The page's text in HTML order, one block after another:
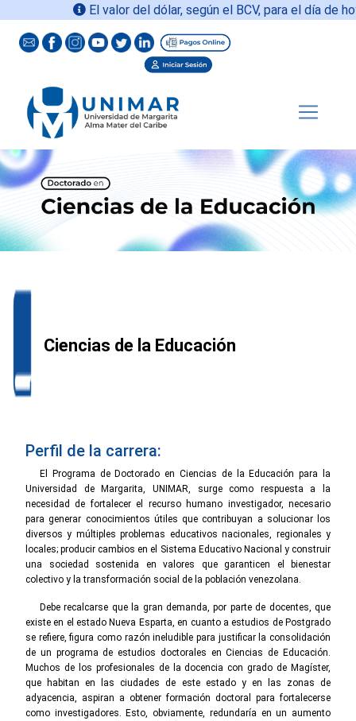
El valor del dólar, según el BCV, para el día de hoy
Ciencias de la Educación
Perfil de la carrera:
El Programa de Doctorado en Ciencias de la Educación para la
Universidad de Margarita, UNIMAR, surge como respuesta a la
necesidad de fortalecer el recurso humano investigador, necesario
para generar conocimientos útiles que contribuyan a solucionar los
diversos y múltiples problemas educativos nacionales, regionales y
locales; producir cambios en el Sistema Educativo Nacional y construir
una sociedad sostenida en valores que garanticen el bienestar
colectivo y la transformación social de la población venezolana.
Debe recalcarse que la gran demanda, por parte de docentes, que
existe en el estado Nueva Esparta, en cuanto a estudios de Postgrado
se refiere, figura como razón ineludible para justificar la consolidación
de un programa de estudios doctorales en Ciencias de Educación.
Muchos de los profesionales de la docencia con grado de Magíster,
que habitan en las ciudades de este estado y en las zonas de
adyacencia, aspiran a obtener formación doctoral para fortalecerse
como investigadores. Esto, obviamente, redundaría en un aumento